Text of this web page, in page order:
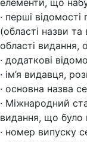
елементи, що
· перші відомості
(області назви та
області видання,
· додаткові
· ім’я видавця,
· основна назва
· Міжнародний
видання, що було
· номер випуску